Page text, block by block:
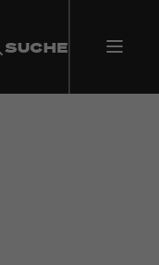
SUCHE